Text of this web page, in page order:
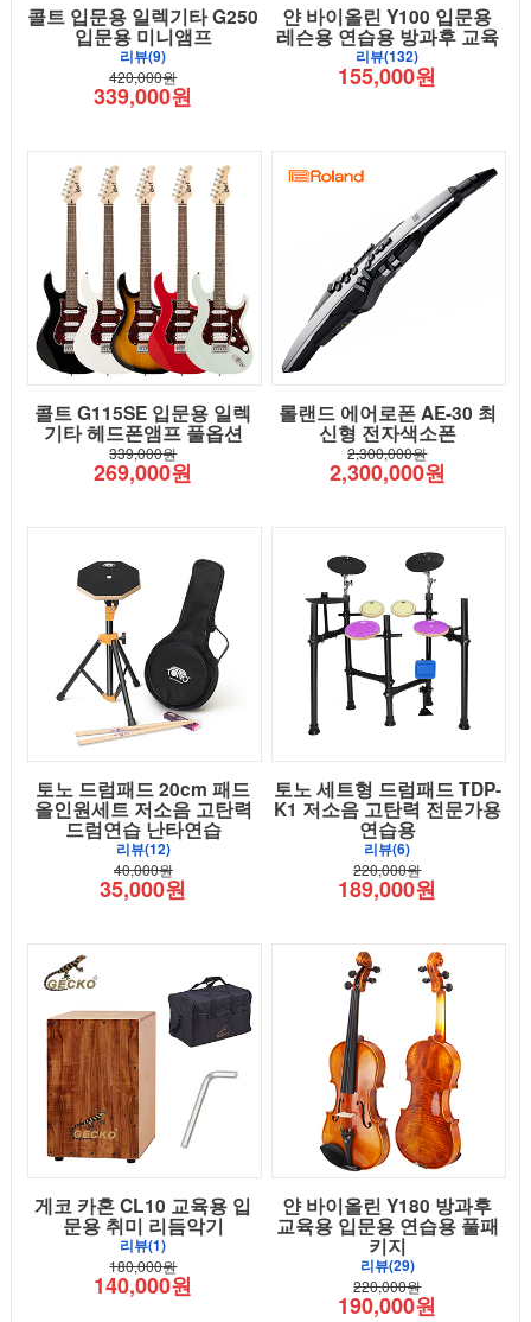
콜트 입문용 일렉기타 G250
입문용 미니앰프
리뷰(9)
420,000원
339,000원
얀 바이올린 Y100 입문용
레슨용 연습용 방과후 교육
리뷰(132)
155,000원
콜트 G115SE 입문용 일렉
기타 헤드폰앰프 풀옵션
339,000원
269,000원
롤랜드 에어로폰 AE-30 최
신형 전자색소폰
2,300,000원
2,300,000원
토노 드럼패드 20cm 패드
올인원세트 저소음 고탄력
드럼연습 난타연습
리뷰(12)
40,000원
35,000원
토노 세트형 드럼패드 TDP-
K1 저소음 고탄력 전문가용
연습용
리뷰(6)
220,000원
189,000원
게코 카혼 CL10 교육용 입
문용 취미 리듬악기
리뷰(1)
180,000원
140,000원
얀 바이올린 Y180 방과후
교육용 입문용 연습용 풀패
키지
리뷰(29)
220,000원
190,000원